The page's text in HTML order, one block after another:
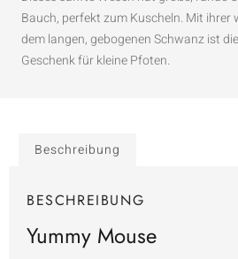
Bauch, perfekt zum Kuscheln. Mit ihrer
dem langen, gebogenen Schwanz ist
Geschenk für kleine Pfoten.
Beschreibung
BESCHREIBUNG
Yummy Mouse